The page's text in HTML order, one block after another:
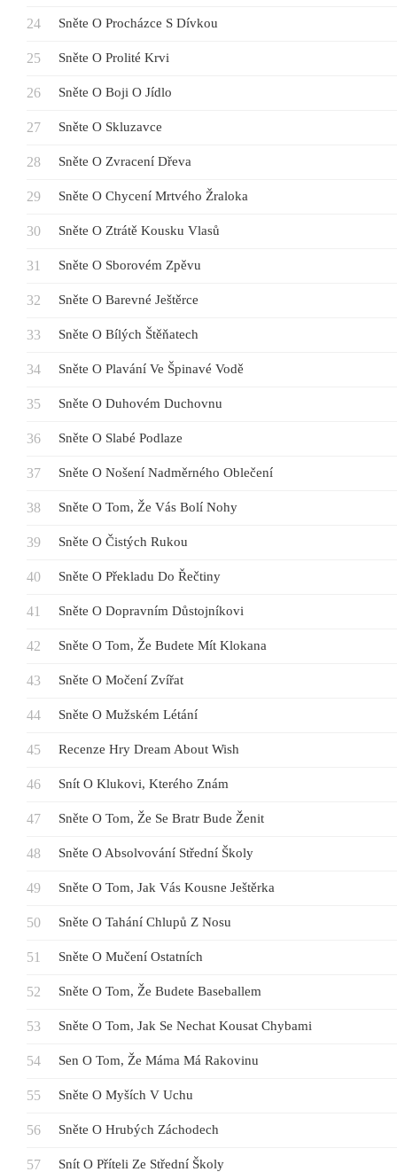
Sněte O Procházce S Dívkou
Sněte O Prolité Krvi
Sněte O Boji O Jídlo
Sněte O Skluzavce
Sněte O Zvracení Dřeva
Sněte O Chycení Mrtvého Žraloka
Sněte O Ztrátě Kousku Vlasů
Sněte O Sborovém Zpěvu
Sněte O Barevné Ještěrce
Sněte O Bílých Štěňatech
Sněte O Plavání Ve Špinavé Vodě
Sněte O Duhovém Duchovnu
Sněte O Slabé Podlaze
Sněte O Nošení Nadměrného Oblečení
Sněte O Tom, Že Vás Bolí Nohy
Sněte O Čistých Rukou
Sněte O Překladu Do Řečtiny
Sněte O Dopravním Důstojníkovi
Sněte O Tom, Že Budete Mít Klokana
Sněte O Močení Zvířat
Sněte O Mužském Létání
Recenze Hry Dream About Wish
Snít O Klukovi, Kterého Znám
Sněte O Tom, Že Se Bratr Bude Ženit
Sněte O Absolvování Střední Školy
Sněte O Tom, Jak Vás Kousne Ještěrka
Sněte O Tahání Chlupů Z Nosu
Sněte O Mučení Ostatních
Sněte O Tom, Že Budete Baseballem
Sněte O Tom, Jak Se Nechat Kousat Chybami
Sen O Tom, Že Máma Má Rakovinu
Sněte O Myších V Uchu
Sněte O Hrubých Záchodech
Snít O Příteli Ze Střední Školy